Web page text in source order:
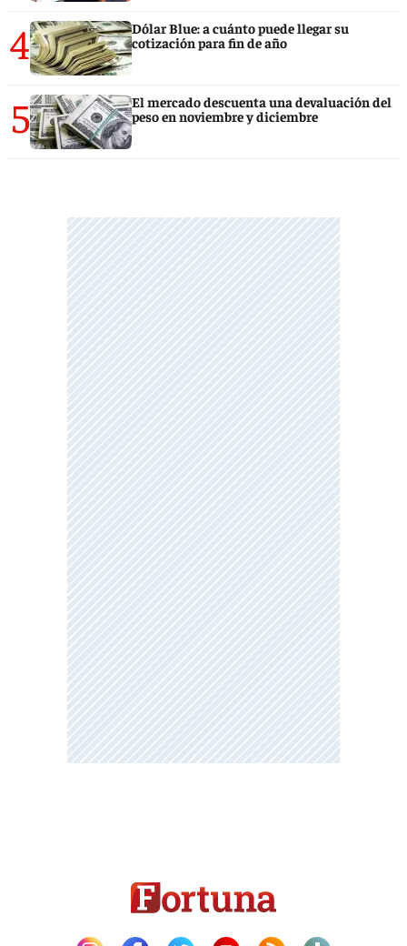
4
Dólar Blue: a cuánto puede llegar su
cotización para fin de año
5
El mercado descuenta una devaluación del
peso en noviembre y diciembre